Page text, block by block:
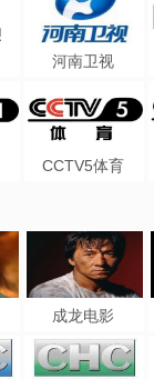
河南卫视
CCTV5体育
成龙电影